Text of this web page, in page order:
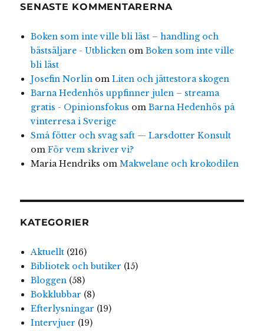
SENASTE KOMMENTARERNA
Boken som inte ville bli läst – handling och
bästsäljare - Utblickenom Boken som inte ville
bli läst
Josefin Norlinom Liten och jättestora skogen
Barna Hedenhös uppfinner julen – streama
gratis - Opinionsfokus om Barna Hedenhös på
vinterresa i Sverige
Små fötter och svag saft — Larsdotter Konsult
om För vem skriver vi?
Maria Hendriks om Makwelane och krokodilen
KATEGORIER
Aktuellt(216)
Bibliotek och butiker (15)
Bloggen(58)
Bokklubbar (8)
Efterlysningar (19)
Intervjuer (19)